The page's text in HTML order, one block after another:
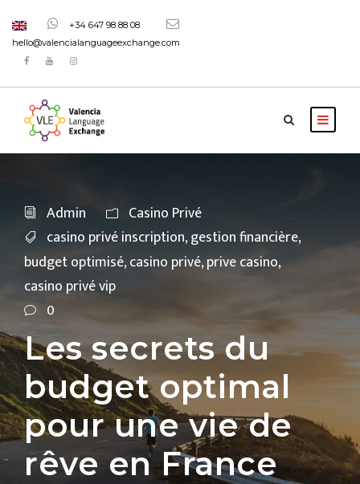
+34 647 98 88 08
hello@valencialanguageexchange.com
Admin
Casino Privé
casino privé inscription,gestion financière,
budget optimisé,casino privé,prive casino,
casino privé vip
0
Les secrets du
budget optimal
pour une vie de
rêve en France